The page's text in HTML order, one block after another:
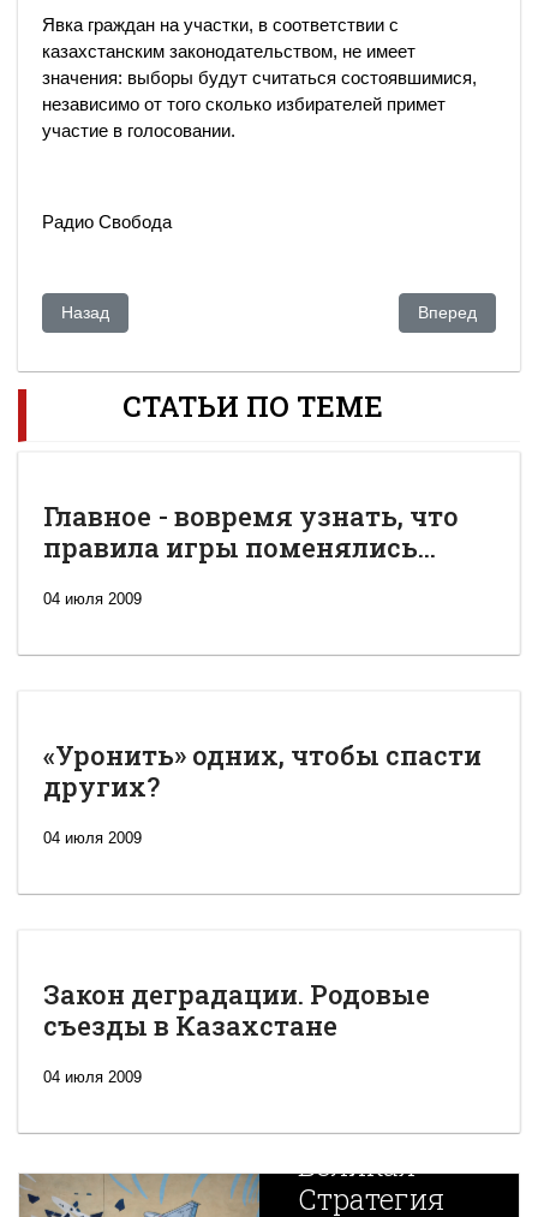
Явка граждан на участки, в соответствии с
казахстанским законодательством, не имеет
значения: выборы будут считаться состоявшимися,
независимо от того сколько избирателей примет
участие в голосовании.
Радио Свобода
Предыдущий: Английский лорд возлагает надежду на
Назад Следующий:
Вперед
СТАТЬИ ПО ТЕМЕ
Главное - вовремя узнать, что
правила игры поменялись...
04 июля 2009
«Уронить» одних, чтобы спасти
других?
04 июля 2009
Закон деградации. Родовые
съезды в Казахстане
04 июля 2009
Новая
Великая
Стратегия